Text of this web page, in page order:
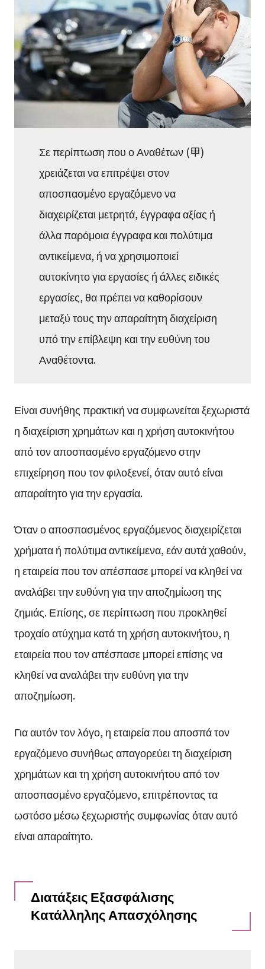
Σε περίπτωση που ο Αναθέτων (甲)
χρειάζεται να επιτρέψει στον
αποσπασμένο εργαζόμενο να
διαχειρίζεται μετρητά, έγγραφα αξίας ή
άλλα παρόμοια έγγραφα και πολύτιμα
αντικείμενα, ή να χρησιμοποιεί
αυτοκίνητο για εργασίες ή άλλες ειδικές
εργασίες, θα πρέπει να καθορίσουν
μεταξύ τους την απαραίτητη διαχείριση
υπό την επίβλεψη και την ευθύνη του
Αναθέτοντα.
Είναι συνήθης πρακτική να συμφωνείται ξεχωριστά
η διαχείριση χρημάτων και η χρήση αυτοκινήτου
από τον αποσπασμένο εργαζόμενο στην
επιχείρηση που τον φιλοξενεί, όταν αυτό είναι
απαραίτητο για την εργασία.
Όταν ο αποσπασμένος εργαζόμενος διαχειρίζεται
χρήματα ή πολύτιμα αντικείμενα, εάν αυτά χαθούν,
η εταιρεία που τον απέσπασε μπορεί να κληθεί να
αναλάβει την ευθύνη για την αποζημίωση της
ζημιάς. Επίσης, σε περίπτωση που προκληθεί
τροχαίο ατύχημα κατά τη χρήση αυτοκινήτου, η
εταιρεία που τον απέσπασε μπορεί επίσης να
κληθεί να αναλάβει την ευθύνη για την
αποζημίωση.
Για αυτόν τον λόγο, η εταιρεία που αποσπά τον
εργαζόμενο συνήθως απαγορεύει τη διαχείριση
χρημάτων και τη χρήση αυτοκινήτου από τον
αποσπασμένο εργαζόμενο, επιτρέποντας τα
ωστόσο μέσω ξεχωριστής συμφωνίας όταν αυτό
είναι απαραίτητο.
Διατάξεις Εξασφάλισης
Κατάλληλης Απασχόλησης